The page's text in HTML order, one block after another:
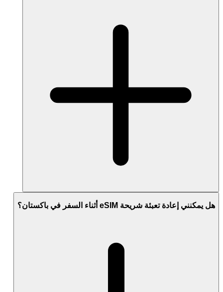
هل يمكنني إعادة تعبئة شريحة eSIM أثناء السفر في باكستان؟